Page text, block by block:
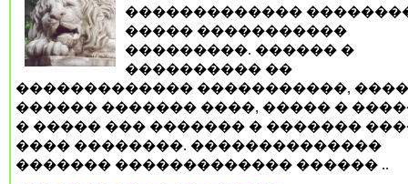
�������������
����� �����������
���������. ������ �
���������� ��
������������� �����������,
������ ������� ����, ����� �
� ����� ��� ������� � �������
���� ��������. ��������������
������� ������������� ������ ..